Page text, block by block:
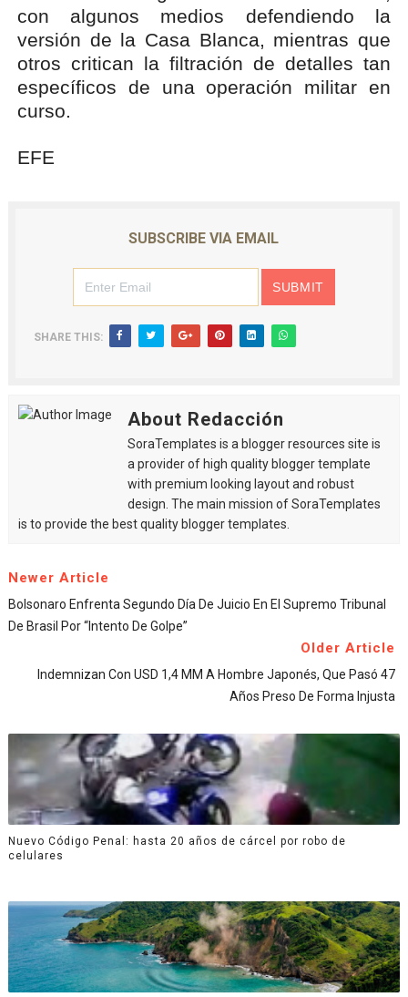
con algunos medios defendiendo la
versión de la Casa Blanca, mientras que
otros critican la filtración de detalles tan
específicos de una operación militar en
curso.
EFE
SUBSCRIBE VIA EMAIL
SHARE THIS:
About Redacción
SoraTemplates is a blogger resources site is
a provider of high quality blogger template
with premium looking layout and robust
design. The main mission of SoraTemplates
is to provide the best quality blogger templates.
Newer Article
Bolsonaro Enfrenta Segundo Día De Juicio En El Supremo Tribunal
De Brasil Por “intento De Golpe”
Older Article
Indemnizan Con USD 1,4 MM A Hombre Japonés, Que Pasó 47
Años Preso De Forma Injusta
Nuevo Código Penal: hasta 20 años de cárcel por robo de
celulares